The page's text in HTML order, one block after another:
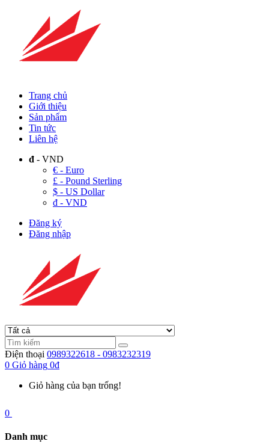
Trang chủ
Giới thiệu
Sản phẩm
Tin tức
Liên hệ
đ - VND
€ - Euro
£ - Pound Sterling
$ - US Dollar
đ - VND
Đăng ký
Đăng nhập
Điện thoại 0989322618 - 0983232319
0 Giỏ hàng 0đ
Giỏ hàng của bạn trống!
0
Danh mục